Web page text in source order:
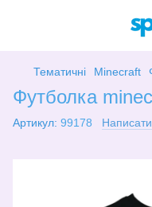
Тематичні Minecraft
Футболка
Артикул: 99178 Написати